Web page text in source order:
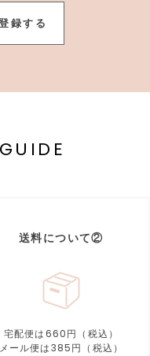
録する
送料について②
宅配便は660円（税込）
メール便は385円（税込）